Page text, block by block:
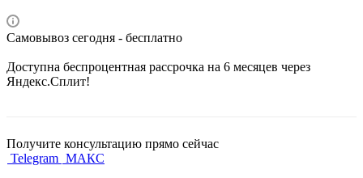
Самовывоз сегодня - бесплатно
Доступна беспроцентная рассрочка на 6 месяцев через
Яндекс.Сплит!
Получите консультацию прямо сейчас
Telegram МАКС